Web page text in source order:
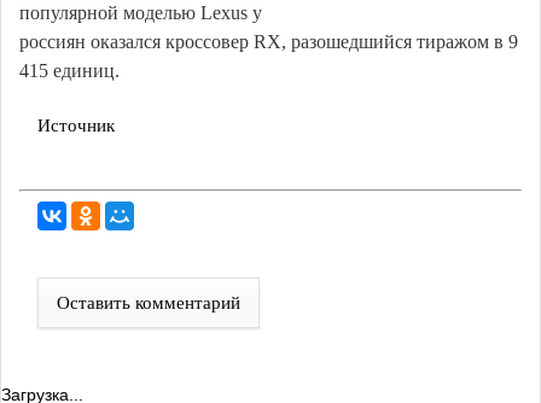
популярной моделью Lexus у
россиян оказался кроссовер RX, разошедшийся тиражом в 9
415 единиц.
Источник
Оставить комментарий
Загрузка...